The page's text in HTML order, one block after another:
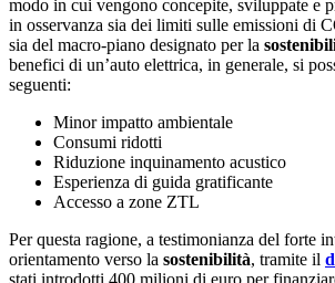
modo in cui vengono concepite, sviluppate e
in osservanza sia dei limiti sulle emissioni di
sia del macro-piano designato per la
benefici di un’auto elettrica, in generale, si
seguenti:
Minor impatto ambientale
Consumi ridotti
Riduzione inquinamento acustico
Esperienza di guida gratificante
Accesso a zone ZTL
Per questa ragione, a testimonianza del forte
orientamento verso la sostenibilità, tramite il
stati introdotti 400 milioni di euro per